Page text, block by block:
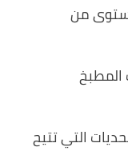
أكثر من 1000 مستوى من
المطبخ
التي تتيح